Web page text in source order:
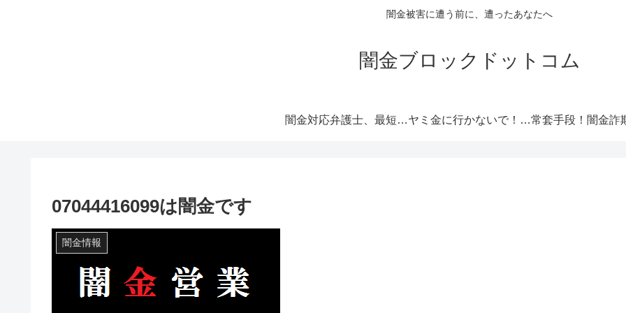
闇金被害に遭う前に、遭ったあなたへ
闇金ブロックドットコム
闇金対応弁護士、最短即日解決！ ヤミ金に行かないで！厳選オススメ消費者金融
07044416099は闇金です
闇金情報